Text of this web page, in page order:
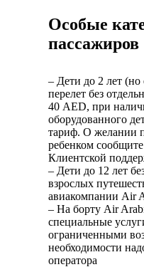
Особые
пассажиров
– Дети до 2 лет (но
перелет без
40 AED, при
оборудованного
тариф. О желании
ребенком
Клиентской
– Дети до 12 лет
взрослых
авиакомпании Air
– На борту Air
специальные
ограниченными
необходимости
оператора